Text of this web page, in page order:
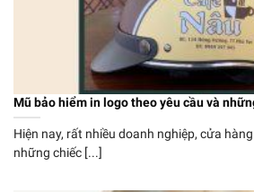
Mũ bảo hiểm in logo theo yêu cầu và
Hiện nay, rất nhiều doanh nghiệp, cửa
những chiếc [...]